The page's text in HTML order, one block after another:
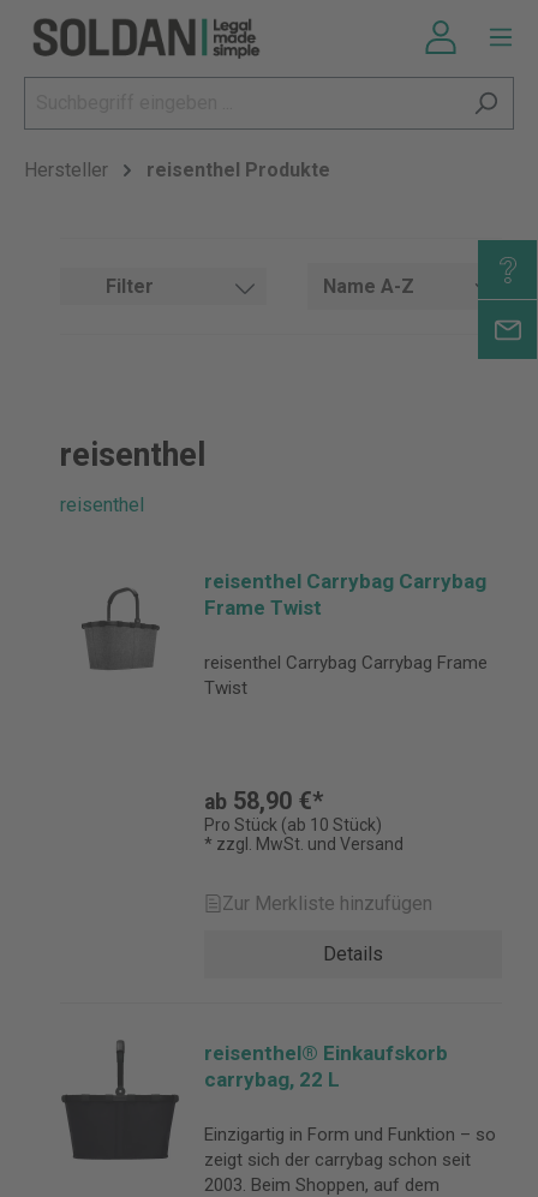
Hersteller reisenthel Produkte
Filter
reisenthel
reisenthel
reisenthel Carrybag Carrybag
Frame Twist
reisenthel Carrybag Carrybag Frame
Twist
ab 58,90 €*
Pro Stück (ab 10 Stück)
* zzgl. MwSt. und Versand
Zur Merkliste hinzufügen
Details
reisenthel® Einkaufskorb
carrybag, 22 L
Einzigartig in Form und Funktion – so
zeigt sich der carrybag schon seit
2003. Beim Shoppen, auf dem